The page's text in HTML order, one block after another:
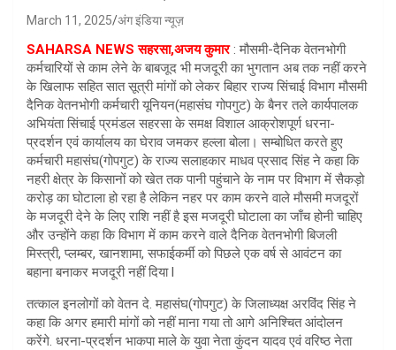
March 11, 2025 अंग इंडिया न्यूज़
SAHARSA NEWS सहरसा,अजय कुमार : मौसमी-दैनिक वेतनभोगी
कर्मचारियों से काम लेने के बाबजूद भी मजदूरी का भुगतान अब तक नहीं करने
के खिलाफ सहित सात सूत्री मांगों को लेकर बिहार राज्य सिंचाई विभाग मौसमी
दैनिक वेतनभोगी कर्मचारी यूनियन(महासंघ गोपगुट) के बैनर तले कार्यपालक
अभियंता सिंचाई प्रमंडल सहरसा के समक्ष विशाल आक्रोशपूर्ण धरना-
प्रदर्शन एवं कार्यालय का घेराव जमकर हल्ला बोला। सम्बोधित करते हुए
कर्मचारी महासंघ(गोपगुट) के राज्य सलाहकार माधव प्रसाद सिंह ने कहा कि
नहरी क्षेत्र के किसानों को खेत तक पानी पहुंचाने के नाम पर विभाग में सैकड़ो
करोड़ का घोटाला हो रहा है लेकिन नहर पर काम करने वाले मौसमी मजदूरों
के मजदूरी देने के लिए राशि नहीं है इस मजदूरी घोटाला का जाँच होनी चाहिए
और उन्होंने कहा कि विभाग में काम करने वाले दैनिक वेतनभोगी बिजली
मिस्त्री, प्लम्बर, खानशामा, सफाईकर्मी को पिछले एक वर्ष से आवंटन का
बहाना बनाकर मजदूरी नहीं दिया l
तत्काल इनलोगों को वेतन दे. महासंघ(गोपगुट) के जिलाध्यक्ष अरविंद सिंह ने
कहा कि अगर हमारी मांगों को नहीं माना गया तो आगे अनिश्चित आंदोलन
करेंगे. धरना-प्रदर्शन भाकपा माले के युवा नेता कुंदन यादव एवं वरिष्ठ नेता